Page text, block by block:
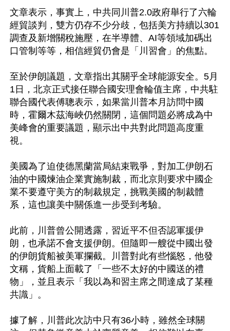
文章表示，事實上，中共同川普2.0政府舉行了六輪
經貿談判，雙方仍存不少分歧，包括美方持續以301
調查及新增關稅施壓，在半導體、AI等領域加碼出
口管制等等，相信經貿仍會是「川習會」的焦點。
至於伊朗議題，文章指出其關乎全球能源安全。5月
1日，北京正式接任聯合國安理會輪值主席，中共駐
聯合國代表傅聰表示，如果當川普本月訪問中國
時，霍爾木茲海峽仍然關閉，這個問題必將成為中
美峰會的重要議題，顯示出中共對此問題高度重
視。
美國為了迫使德黑蘭當局結束戰爭，對加工伊朗石
油的中國煉油企業實施制裁，而北京則要求中國企
業不要遵守美方的制裁規定，挑戰美國的制裁體
系，這也讓美中關係進一步受到考驗。
此前，川普曾公開透露，習近平不但否認軍援伊
朗，也承諾不會支援伊朗。但隨即一艘從中國出發
的伊朗貨船被美軍攔截。川普對此有些惱怒，他發
文稱，貨船上面載了「一些不太好的中國送的禮
物」，並且表示「我以為和習主席之間達成了某種
共識」。
據了解，川普此次訪中只有36小時，雖然全球關